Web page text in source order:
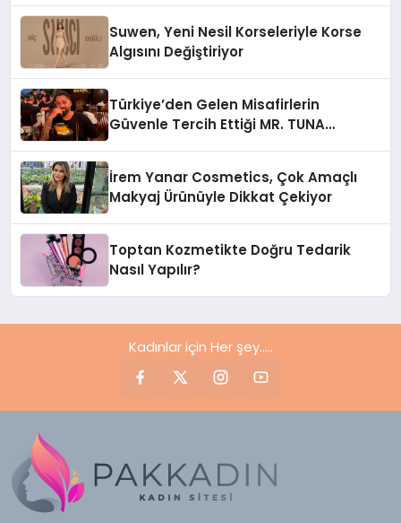
Suwen, Yeni Nesil Korseleriyle Korse
Algısını Değiştiriyor
Türkiye’den Gelen Misafirlerin
Güvenle Tercih Ettiği MR. TUNA
İrem Yanar Cosmetics, Çok Amaçlı
Makyaj Ürünüyle Dikkat Çekiyor
Toptan Kozmetikte Doğru Tedarik
Nasıl Yapılır?
Kadınlar için Her şey.....